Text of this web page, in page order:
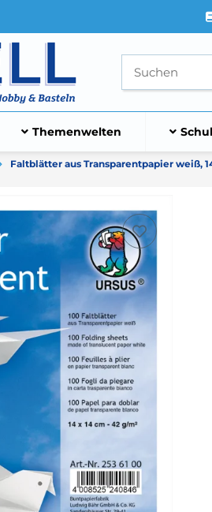
Themenwelten
Faltblätter aus Transparentpapier weiß,